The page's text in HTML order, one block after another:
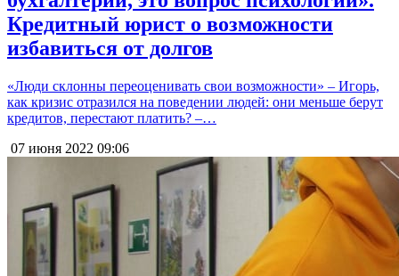
Кредитный юрист о возможности
избавиться от долгов
«Люди склонны переоценивать свои возможности» – Игорь,
как кризис отразился на поведении людей: они меньше берут
кредитов, перестают платить? –…
07 июня 2022 09:06